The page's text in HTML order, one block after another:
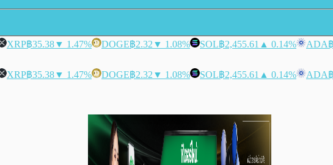
XRP฿35.38▼ 1.47% DOGE฿2.32 ▼ 1.08% SOL฿2,455.61 ▲ 0.14% ADA
XRP฿35.38▼ 1.47% DOGE฿2.32 ▼ 1.08% SOL฿2,455.61 ▲ 0.14% ADA